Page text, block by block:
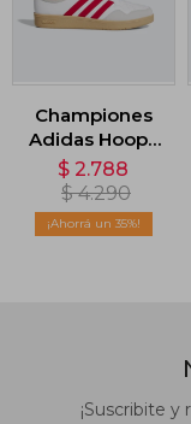
Championes
Adidas Hoops
4.0 - Blanco
$ 2.788
$ 4.290
35
¡Suscribite